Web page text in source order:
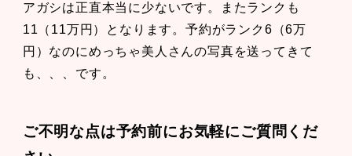
アガシは正直本当に少ないです。またランクも
11（11万円）となります。予約がランク6（6万
円）なのにめっちゃ美人さんの写真を送ってきて
も、、、です。
ご不明な点は予約前にお気軽にご質問くだ